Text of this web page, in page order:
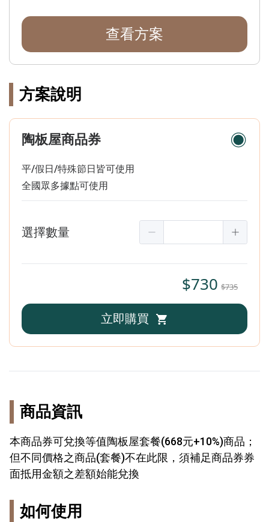
查看方案
方案說明
陶板屋商品券
平/假日/特殊節日皆可使用
全國眾多據點可使用
選擇數量
$730 $735
立即購買
商品資訊
本商品券可兌換等值陶板屋套餐(668元+10%)商品；
但不同價格之商品(套餐)不在此限，須補足商品券券
面抵用金額之差額始能兌換
如何使用